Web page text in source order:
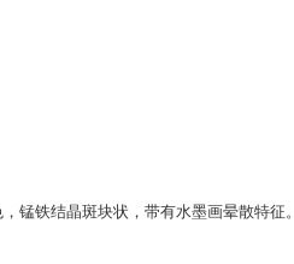
锰铁结晶斑块状，带有水墨画晕散特征。